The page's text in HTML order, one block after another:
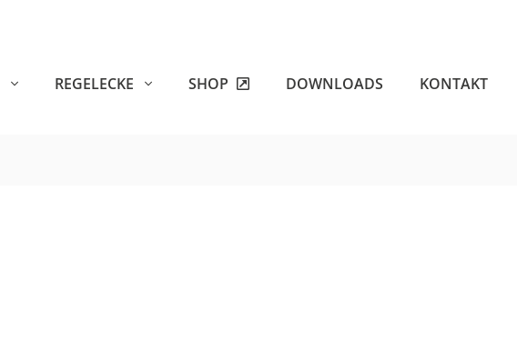
REGELECKE SHOP DOWNLOADS KONTAKT